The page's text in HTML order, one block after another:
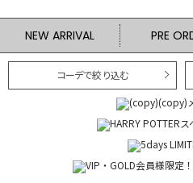
NEW ARRIVAL PRE
コーデで絞り込む